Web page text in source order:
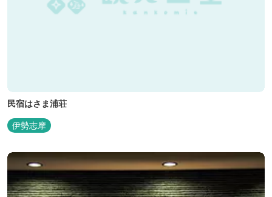
民宿はさま浦荘
伊勢志摩